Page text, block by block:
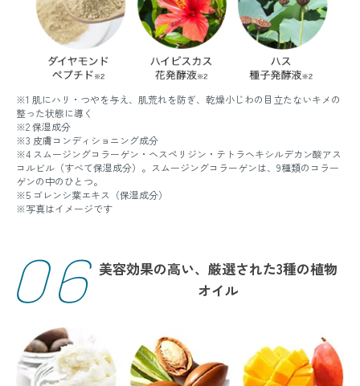
※1 肌にハリ・つやを与え、肌荒れを防ぎ、乾燥小じわの目立たないキメの
整った状態に導く
※2 保湿成分
※3 皮膚コンディショニング成分
※4 スムージングコラーゲン・ヘスペリジン・テトラヘキシルデカン酸アス
コルビル（すべて保湿成分）。スムージングコラーゲンは、9種類のコラー
ゲンの中のひとつ。
※5 ゴレンシ葉エキス（保湿成分）
※写真はイメージです
06美容効果の高い、厳選された3種の植物
オイル